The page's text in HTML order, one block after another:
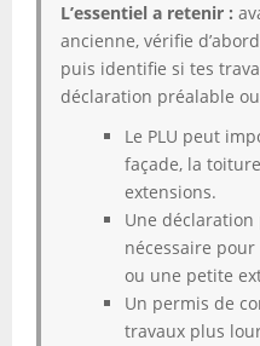
L’essentiel a retenir :
ancienne, vérifie
puis identifie si tes
déclaration préalable
Le PLU peut
façade, la
extensions.
Une
nécessaire
ou une petite
Un permis de
travaux plus